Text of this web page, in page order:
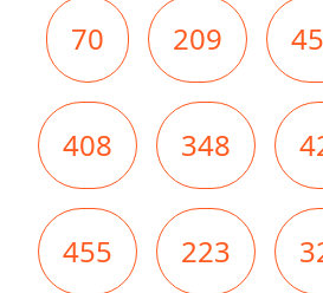
70 209
408 348
455 223